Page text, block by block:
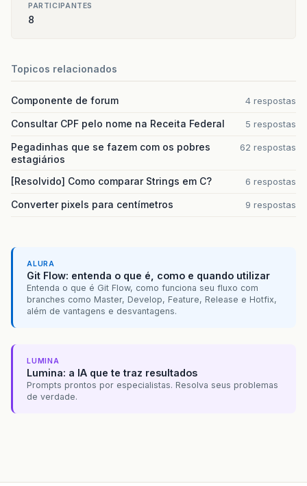
PARTICIPANTES
8
Topicos relacionados
Componente de forum 4 respostas
Consultar CPF pelo nome na Receita Federal 5 respostas
Pegadinhas que se fazem com os pobres
estagiários
62 respostas
[Resolvido] Como comparar Strings em C? 6 respostas
Converter pixels para centímetros 9 respostas
ALURA
Git Flow: entenda o que é, como e quando utilizar
Entenda o que é Git Flow, como funciona seu fluxo com
branches como Master, Develop, Feature, Release e Hotfix,
além de vantagens e desvantagens.
LUMINA
Lumina: a IA que te traz resultados
Prompts prontos por especialistas. Resolva seus problemas
de verdade.